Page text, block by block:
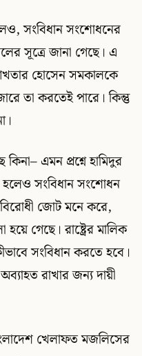
সংবিধান সংশোধনের
সূত্রে জানা গেছে। এ
হোসেন সমকালকে
তা করতেই পারে। কিন্তু
এমন প্রশ্নে হামিদুর
হলেও সংবিধান সংশোধন
জোট মনে করে,
গেছে। রাষ্ট্রের মালিক
সংবিধান করতে হবে।
রাখার জন্য দায়ী
খেলাফত মজলিসের